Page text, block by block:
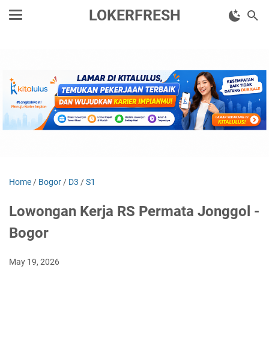
LOKERFRESH
Home / Bogor / D3 /S1
Lowongan Kerja RS Permata Jonggol -
Bogor
May 19, 2026